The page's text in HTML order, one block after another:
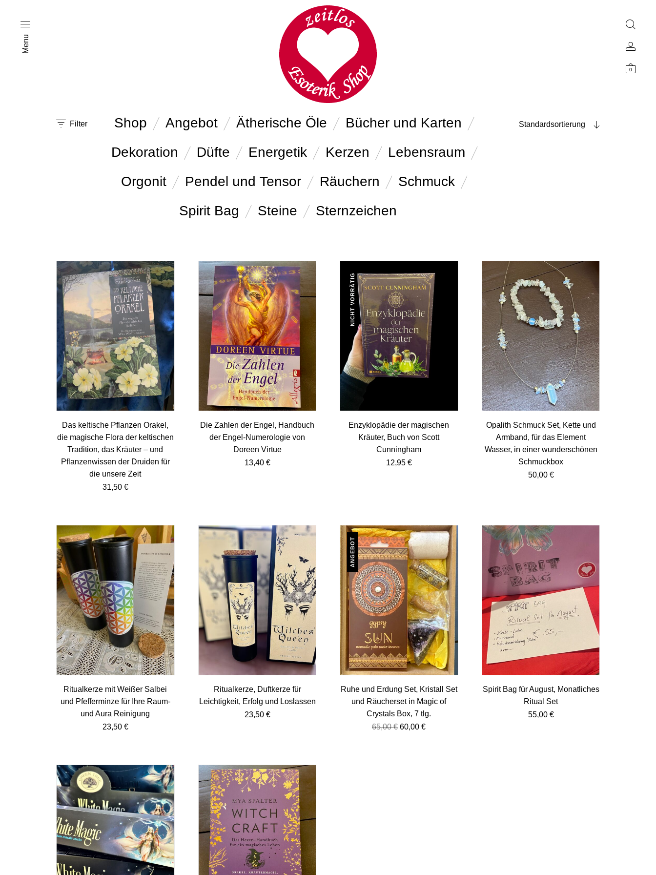
Menu
0
Filter Shop Angebot Ätherische Öle
Bücher und Karten
Dekoration
Düfte Energetik Kerzen
Lebensraum
Orgonit
Pendel und Tensor Räuchern
Schmuck
Spirit Bag
Steine Sternzeichen
Standardsortierung
Das keltische Pflanzen Orakel,
die magische Flora der keltischen
Tradition, das Kräuter – und
Pflanzenwissen der Druiden für
die unsere Zeit
31,50 €
Die Zahlen der Engel, Handbuch
der Engel-Numerologie von
Doreen Virtue
13,40 €
NICHT VORRÄTIG
Enzyklopädie der magischen
Kräuter, Buch von Scott
Cunningham
12,95 €
Opalith Schmuck Set, Kette und
Armband, für das Element
Wasser, in einer wunderschönen
Schmuckbox
50,00 €
Ritualkerze mit Weißer Salbei
und Pfefferminze für Ihre Raum-
und Aura Reinigung
23,50 €
Ritualkerze, Duftkerze für
Leichtigkeit, Erfolg und Loslassen
23,50 €
ANGEBOT
Ruhe und Erdung Set, Kristall Set
und Räucherset in Magic of
Crystals Box, 7 tlg.
65,00€ 60,00€
Spirit Bag für August, Monatliches
Ritual Set
55,00 €